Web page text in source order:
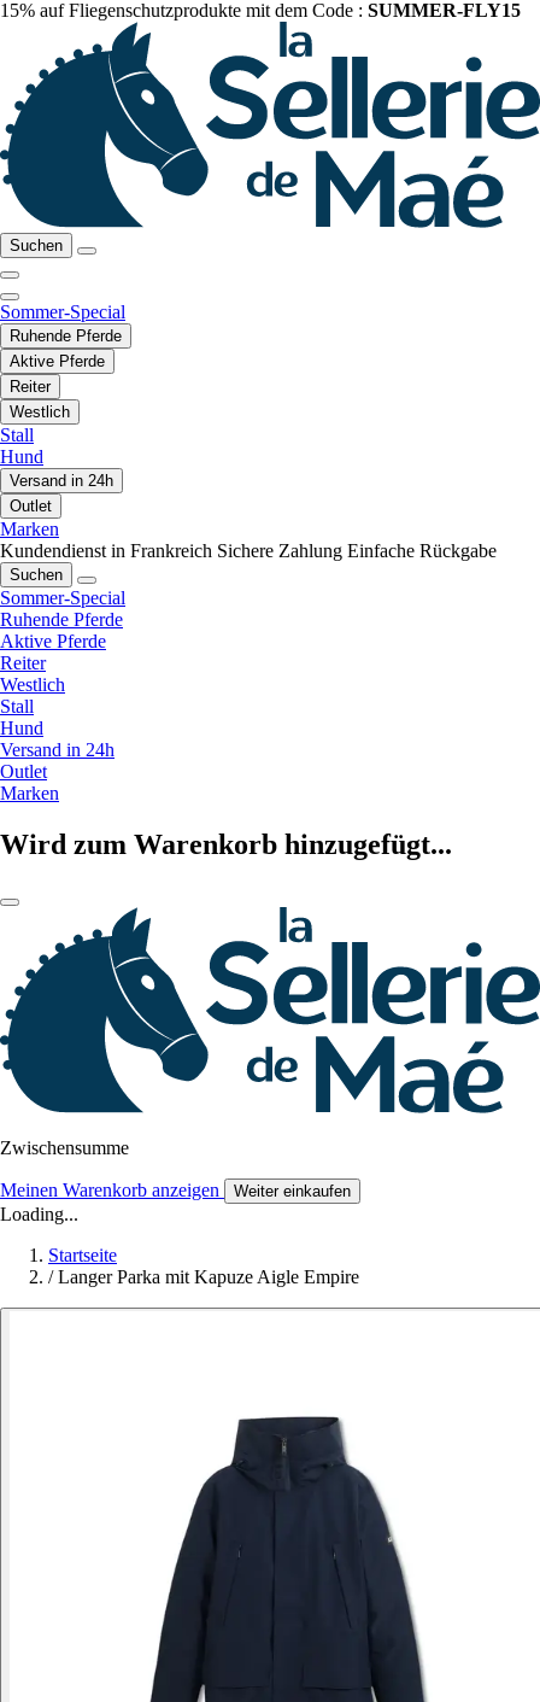
15% auf Fliegenschutzprodukte mit dem Code : SUMMER-FLY15
Suchen
Sommer-Special
Ruhende Pferde
Aktive Pferde
Reiter
Westlich
Stall
Hund
Versand in 24h
Outlet
Marken
Kundendienst in Frankreich Sichere Zahlung Einfache Rückgabe
Suchen
Sommer-Special
Ruhende Pferde
Aktive Pferde
Reiter
Westlich
Stall
Hund
Versand in 24h
Outlet
Marken
Wird zum Warenkorb hinzugefügt...
Zwischensumme
Meinen Warenkorb anzeigen Weiter einkaufen
Loading...
Startseite
/ Langer Parka mit Kapuze Aigle Empire